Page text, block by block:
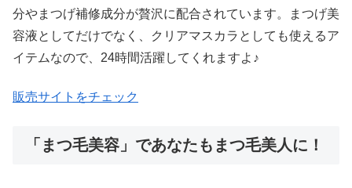
分やまつげ補修成分が贅沢に配合されています。まつげ美
容液としてだけでなく、クリアマスカラとしても使えるア
イテムなので、24時間活躍してくれますよ♪
販売サイトをチェック
「まつ毛美容」であなたもまつ毛美人に！